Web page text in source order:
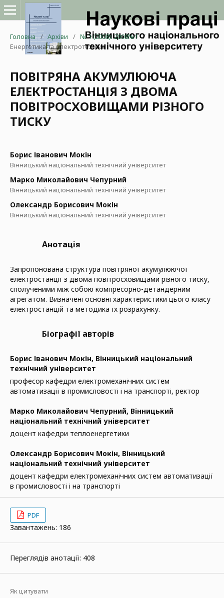
Головна / Архіви / № 1 (2008): 2008№1 /
Енергетика та електротехніка
ПОВІТРЯНА АКУМУЛЮЮЧА
ЕЛЕКТРОСТАНЦІЯ З ДВОМА
ПОВІТРОСХОВИЩАМИ РІЗНОГО
ТИСКУ
Борис Іванович Мокін
Вінницький національний технічний університет
Марко Миколайович Чепурний
Вінницький національний технічний університет
Олександр Борисович Мокін
Вінницький національний технічний університет
Анотація
Запропонована структура повітряної акумулюючої
електростанції з двома повітросховищами різного тиску,
сполученими між собою компресорно-детандерним
агрегатом. Визначені основні характеристики цього класу
електростанцій та методика їх розрахунку.
Біографії авторів
Борис Іванович Мокін, Вінницький національний
технічний університет
професор кафедри електромеханічних систем
автоматизації в промисловості і на транспорті, ректор
Марко Миколайович Чепурний, Вінницький
національний технічний університет
доцент кафедри теплоенергетики
Олександр Борисович Мокін, Вінницький
національний технічний університет
доцент кафедри електромеханічних систем автоматизації
в промисловості і на транспорті
PDF
Завантажень: 186
Переглядів анотації: 408
Як цитувати